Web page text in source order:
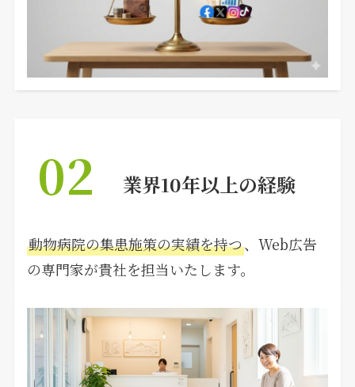
02 業界10年以上の経験
動物病院の集患施策の実績を持つ、Web広告
の専門家が貴社を担当いたします。